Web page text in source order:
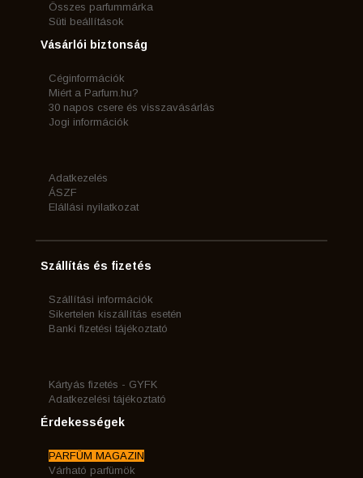
Összes parfummárka
Süti beállítások
Vásárlói biztonság
Céginformációk
Miért a Parfum.hu?
30 napos csere és visszavásárlás
Jogi információk
Adatkezelés
ÁSZF
Elállási nyilatkozat
Szállítás és fizetés
Szállítási információk
Sikertelen kiszállítás esetén
Banki fizetési tájékoztató
Kártyás fizetés - GYFK
Adatkezelési tájékoztató
Érdekességek
PARFÜM MAGAZIN
Várható parfümök